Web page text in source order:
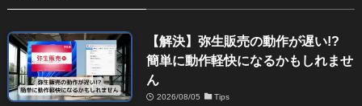
【解決】弥生販売の動作が遅い!?
簡単に動作軽快になるかもしれませ
ん
2026/08/05 Tips